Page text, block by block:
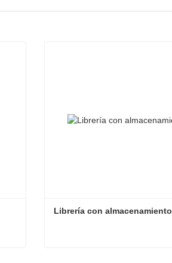
Librería con almacenamiento